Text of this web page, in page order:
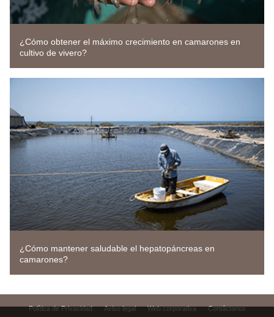
¿Cómo obtener el máximo crecimiento en camarones en
cultivo de vivero?
¿Cómo mantener saludable el hepatopáncreas en
camarones?
Política de Privacidad Aviso legal Web corporativa Contáctanos